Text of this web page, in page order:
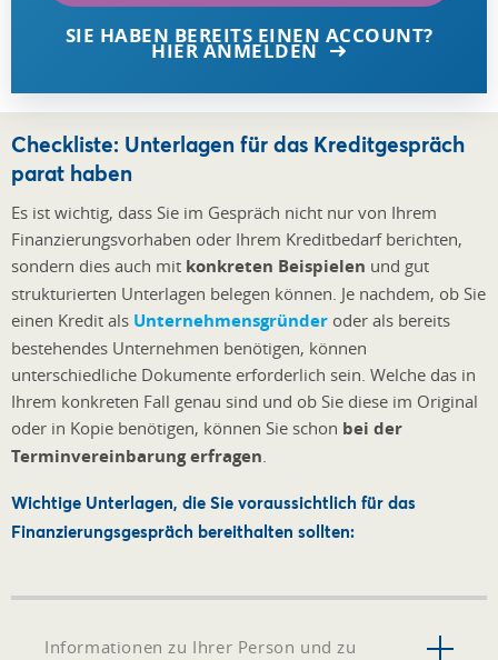
SIE HABEN BEREITS EINEN ACCOUNT?
HIER ANMELDEN
Checkliste: Unterlagen für das Kreditgespräch
parat haben
Es ist wichtig, dass Sie im Gespräch nicht nur von Ihrem
Finanzierungsvorhaben oder Ihrem Kreditbedarf berichten,
sondern dies auch mit konkreten Beispielen und gut
strukturierten Unterlagen belegen können. Je nachdem, ob Sie
einen Kredit als Unternehmensgründer oder als bereits
bestehendes Unternehmen benötigen, können
unterschiedliche Dokumente erforderlich sein. Welche das in
Ihrem konkreten Fall genau sind und ob Sie diese im Original
oder in Kopie benötigen, können Sie schon bei der
Terminvereinbarung erfragen.
Wichtige Unterlagen, die Sie voraussichtlich für das
Finanzierungsgespräch bereithalten sollten:
Informationen zu Ihrer Person und zu